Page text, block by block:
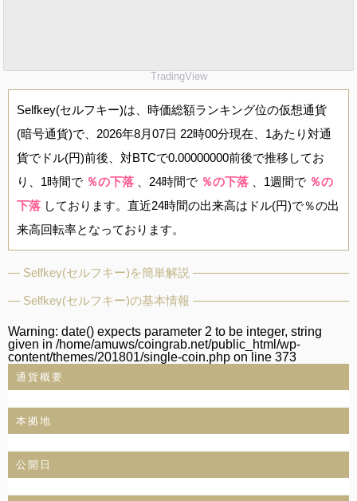
TradingView
Selfkey(セルフキー)は、時価総額ランキング位の仮想通貨
(暗号通貨)で、2026年8月07日 22時00分現在、1あたり対通
貨でドル(円)前後、対BTCで0.00000000前後で推移してお
り、1時間で ％の下落 、24時間で ％の下落 、1週間で ％の
下落 しております。直近24時間の出来高はドル(円)で％の出
来高回転率となっております。
Selfkey(セルフキー)を簡単解説
Selfkey(セルフキー)の基本情報
Warning: date() expects parameter 2 to be integer, string
given in /home/amuws/coingrab.net/public_html/wp-
content/themes/201801/single-coin.php on line 373
通貨概要
本拠地
公開日